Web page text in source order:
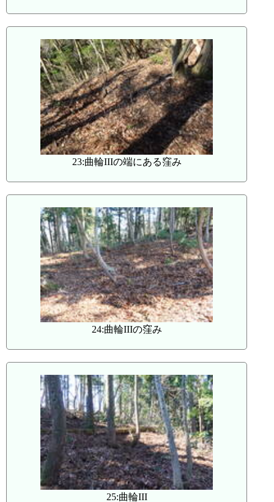
23:曲輪IIIの端にある窪み
24:曲輪IIIの窪み
25:曲輪III